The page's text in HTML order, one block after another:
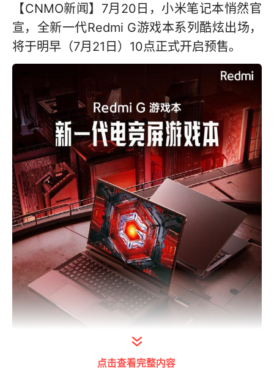
【CNMO新闻】7月20日，小米笔记本悄然官
宣，全新一代Redmi G游戏本系列酷炫出场，
将于明早（7月21日）10点正式开启预售。
点击查看完整内容